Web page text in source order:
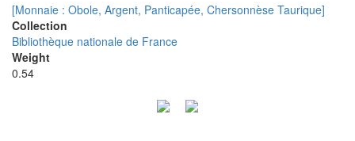
[Monnaie : Obole, Argent, Panticapée, Chersonnèse Taurique]
Collection
Bibliothèque nationale de France
Weight
0.54